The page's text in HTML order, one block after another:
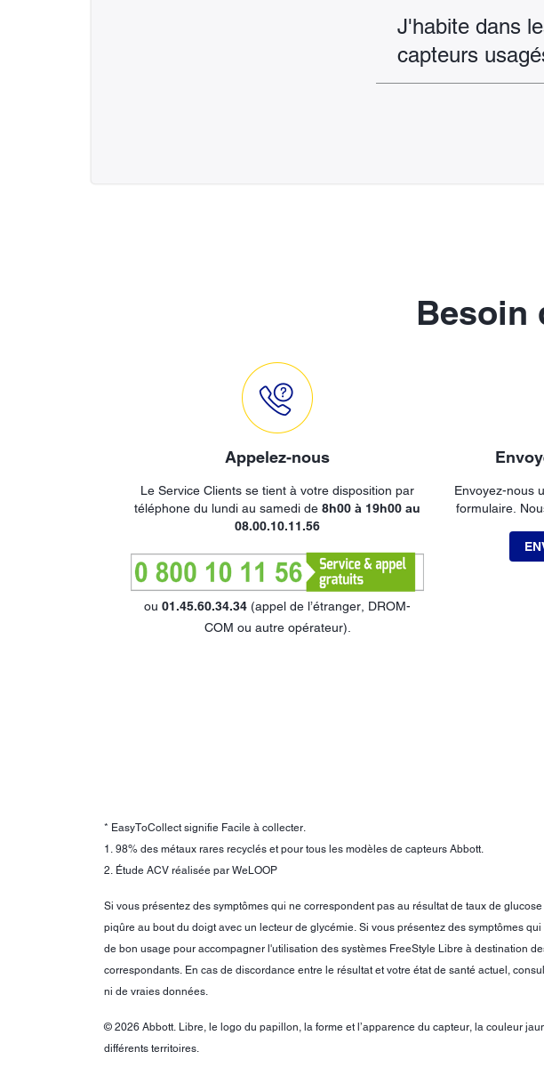
J'habite dans
capteurs
Besoin
Appelez-nous
Le Service Clients se tient à votre disposition par
téléphone du lundi au samedi de 8h00 à 19h00 au
08.00.10.11.56
ou 01.45.60.34.34 (appel de l’étranger, DROM-
COM ou autre opérateur).
Envoyez-nous
formulaire.
* EasyToCollect signifie Facile à collecter.
1. 98% des métaux rares recyclés et pour tous les modèles de capteurs Abbott.
2. Étude ACV réalisée par WeLOOP
Si vous présentez des symptômes qui ne correspondent pas au résultat de taux de
piqûre au bout du doigt avec un lecteur de glycémie. Si vous présentez des symptômes
de bon usage pour accompagner l'utilisation des systèmes FreeStyle Libre à destination
correspondants. En cas de discordance entre le résultat et votre état de santé actuel,
ni de vraies données.
© 2026 Abbott. Libre, le logo du papillon, la forme et l’apparence du capteur, la couleur
différents territoires.